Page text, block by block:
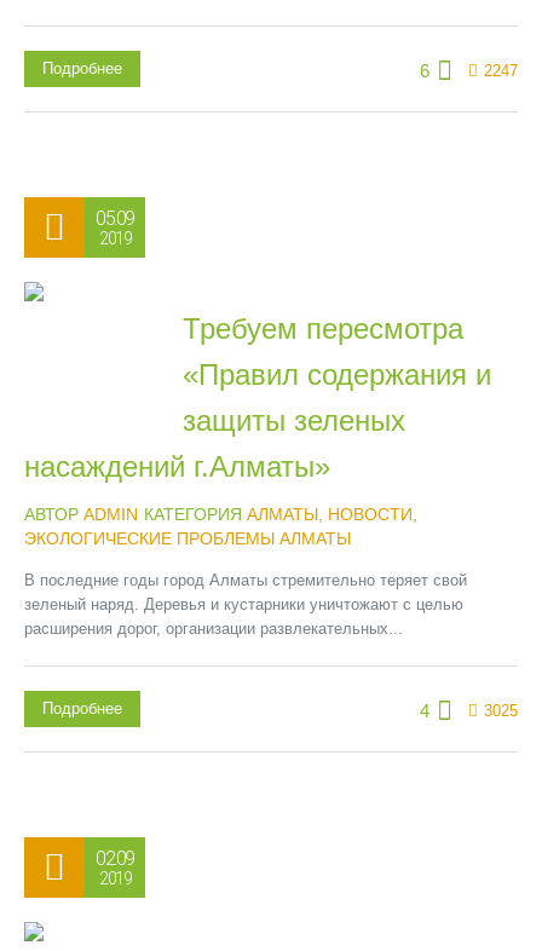
6 2247
Подробнее
05.09
2019
Требуем пересмотра
«Правил содержания и
защиты зеленых
насаждений г.Алматы»
АВТОР ADMIN КАТЕГОРИЯ АЛМАТЫ НОВОСТИ
ЭКОЛОГИЧЕСКИЕ ПРОБЛЕМЫ АЛМАТЫ
В последние годы город Алматы стремительно теряет свой
зеленый наряд. Деревья и кустарники уничтожают с целью
расширения дорог, организации развлекательных...
4 3025
Подробнее
02.09
2019